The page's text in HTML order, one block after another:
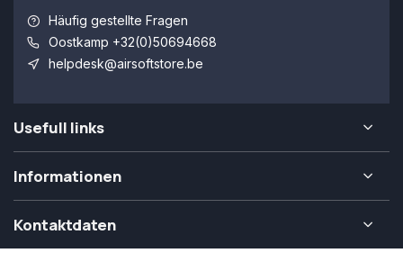
Häufig gestellte Fragen
Oostkamp +32(0)50694668
helpdesk@airsoftstore.be
Usefull links
Informationen
Kontaktdaten